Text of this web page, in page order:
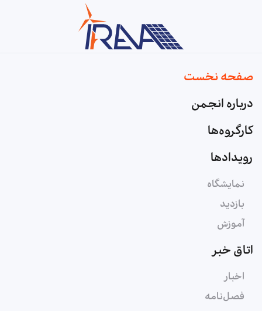
Skip to main content
صفحه نخست
درباره انجمن
کارگروه‌ها
رویدادها
نمایشگاه
بازدید
آموزش
اتاق خبر
اخبار
فصل‌نامه